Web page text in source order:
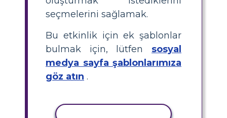
seçmelerini sağlamak.
Bu etkinlik için ek şablonlar
bulmak için, lütfen sosyal
medya sayfa şablonlarımıza
göz atın .